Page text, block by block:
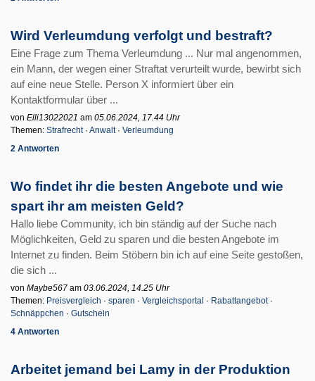
Wird Verleumdung verfolgt und bestraft?
Eine Frage zum Thema Verleumdung ... Nur mal angenommen,
ein Mann, der wegen einer Straftat verurteilt wurde, bewirbt sich
auf eine neue Stelle. Person X informiert über ein
Kontaktformular über ...
von Elli13022021 am 05.06.2024, 17.44 Uhr
Themen: Strafrecht· Anwalt· Verleumdung
2 Antworten
Wo findet ihr die besten Angebote und wie
spart ihr am meisten Geld?
Hallo liebe Community, ich bin ständig auf der Suche nach
Möglichkeiten, Geld zu sparen und die besten Angebote im
Internet zu finden. Beim Stöbern bin ich auf eine Seite gestoßen,
die sich ...
von Maybe567 am 03.06.2024, 14.25 Uhr
Themen: Preisvergleich · sparen · Vergleichsportal · Rabattangebot·
Schnäppchen · Gutschein
4 Antworten
Arbeitet jemand bei Lamy in der Produktion